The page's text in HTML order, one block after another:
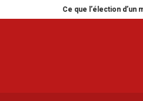
Ce que l’élection d’un